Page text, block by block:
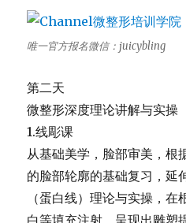
唯一官方报名微信：juicybling
第二天
微整形深度理论讲解与实操
1.线彫课
从基础美学，脸部审美，根
的脸部轮廓的基础复习，延
（蛋白线）理论与实操，在
白等填充注射，呈现出雕塑